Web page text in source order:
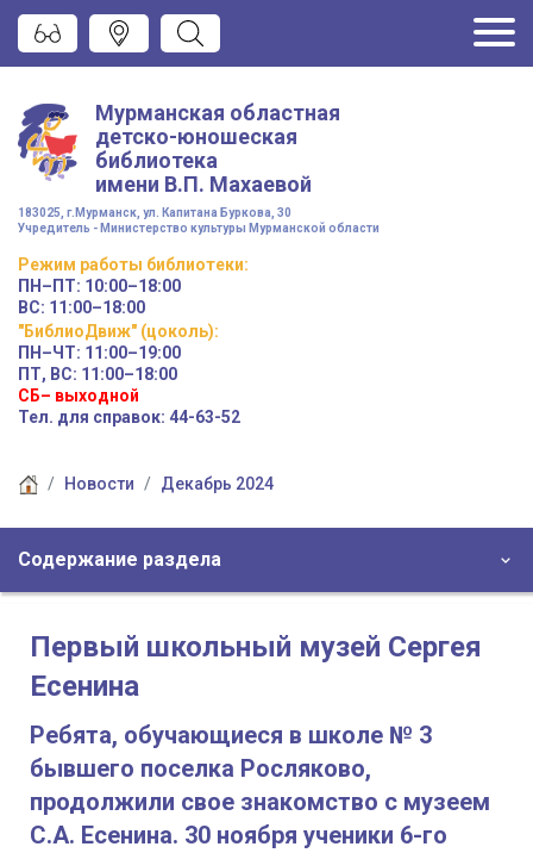
Мурманская областная
детско-юношеская
библиотека
имени В.П. Махаевой
183025, г.Мурманск, ул. Капитана Буркова, 30
Учредитель - Министерство культуры Мурманской области
Режим работы библиотеки:
ПН–ПТ: 10:00–18:00
ВС: 11:00–18:00
"БиблиоДвиж" (цоколь):
ПН–ЧТ: 11:00–19:00
ПТ, ВС: 11:00–18:00
СБ– выходной
Тел. для справок: 44-63-52
Новости Декабрь 2024
Содержание раздела
Первый школьный музей Сергея
Есенина
Ребята, обучающиеся в школе № 3
бывшего поселка Росляково,
продолжили свое знакомство с музеем
С.А. Есенина. 30 ноября ученики 6-го